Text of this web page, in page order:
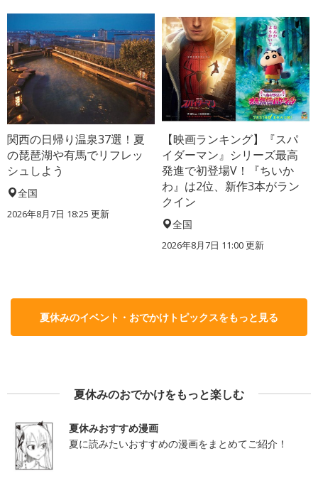
関西の日帰り温泉37選！夏
の琵琶湖や有馬でリフレッ
シュしよう
全国
2026年8月7日 18:25 更新
【映画ランキング】『スパ
イダーマン』シリーズ最高
発進で初登場V！『ちいか
わ』は2位、新作3本がラン
クイン
全国
2026年8月7日 11:00更新
夏休みのイベント・おでかけトピックスをもっと見る
夏休みのおでかけをもっと楽しむ
夏休みおすすめ漫画
夏に読みたいおすすめの漫画をまとめてご紹介！